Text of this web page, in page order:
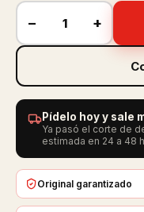
− +
Pídelo hoy y sale
Ya pasó el corte de
estimada en 24 a 48
Original garantizado